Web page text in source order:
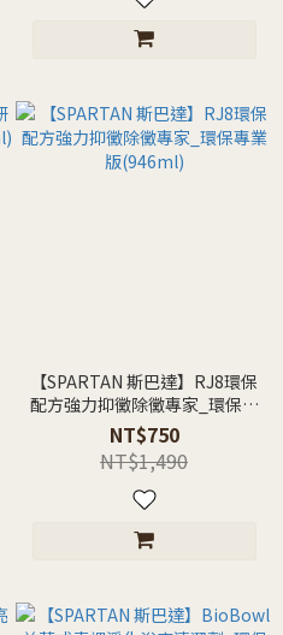
【SPARTAN 斯巴達】RJ8環保
配方強力抑黴除黴專家_環保專
業版(946ml)
NT$750
NT$1,490